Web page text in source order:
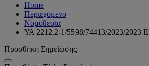
Home
Περιεχόμενο
Νομοθεσία
ΥΑ 2212.2-1/5598/74413/2023/2023
Προσθήκη Σημείωσης